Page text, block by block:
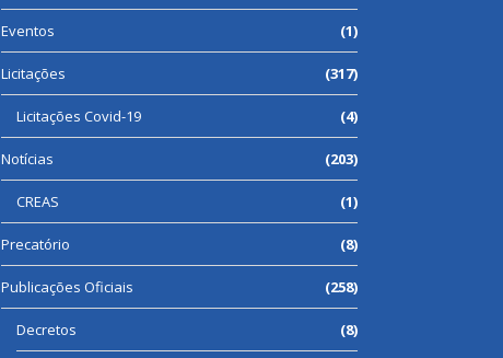
Eventos (1)
Licitações (317)
Licitações Covid-19 (4)
Notícias (203)
CREAS (1)
Precatório (8)
Publicações Oficiais (258)
Decretos (8)